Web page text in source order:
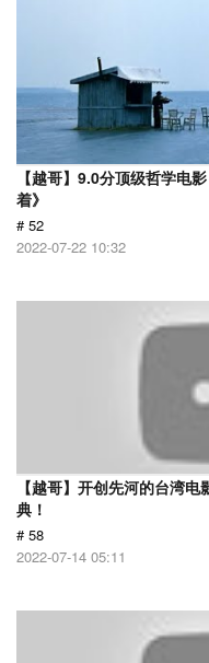
【越哥】9.0分顶级哲学电
着》
# 52
2022-07-22 10:32
【越哥】开创先河的台湾
典！
# 58
2022-07-14 05:11